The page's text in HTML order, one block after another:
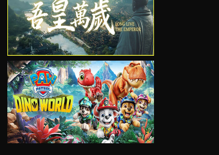
VIEW
VIEW